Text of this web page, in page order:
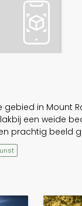
in Mount
een weide
prachtig beeld